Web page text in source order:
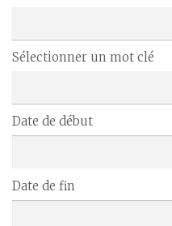
Sélectionner un mot clé
Date de début
Date de fin